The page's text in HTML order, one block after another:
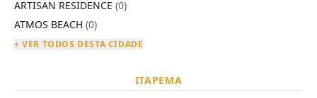
ARTISAN RESIDENCE (0)
ATMOS BEACH (0)
+ VER TODOS DESTA CIDADE
ITAPEMA